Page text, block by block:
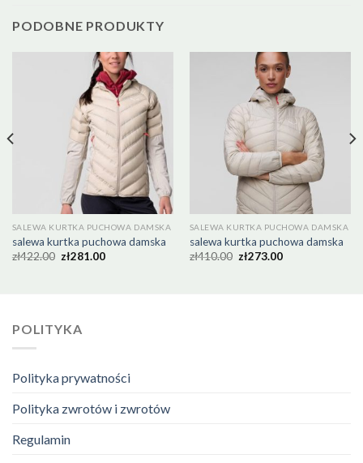
PODOBNE PRODUKTY
SALEWA KURTKA PUCHOWA DAMSKA
salewa kurtka puchowa damska
zł422.00 zł281.00
SALEWA KURTKA PUCHOWA DAMSKA
salewa kurtka puchowa damska
zł410.00 zł273.00
POLITYKA
Polityka prywatności
Polityka zwrotów i zwrotów
Regulamin